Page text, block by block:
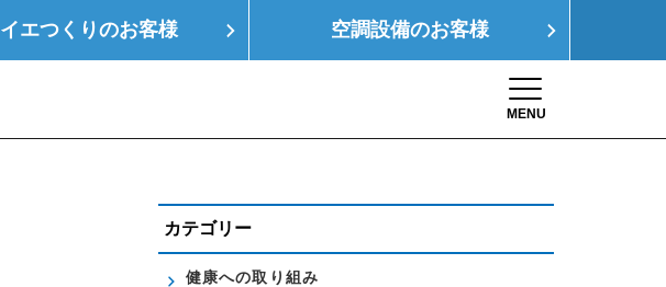
イエつくりのお客様 空調設備のお客様
MENU
カテゴリー
健康への取り組み